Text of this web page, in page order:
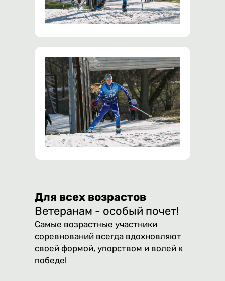
Для всех возрастов
Ветеранам - особый почет!
Самые возрастные участники
соревнований всегда вдохновляют
своей формой, упорством и волей к
победе!